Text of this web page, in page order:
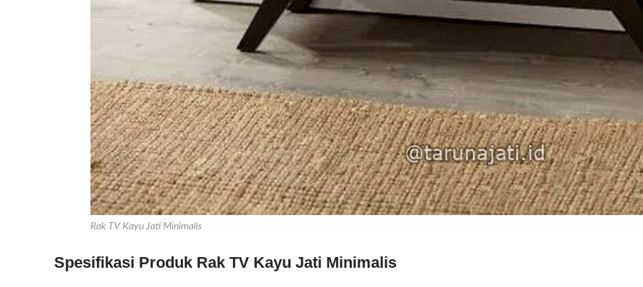
Rak TV Kayu Jati Minimalis
Spesifikasi Produk Rak TV Kayu Jati Minimalis